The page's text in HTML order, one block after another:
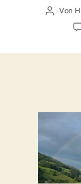
Von